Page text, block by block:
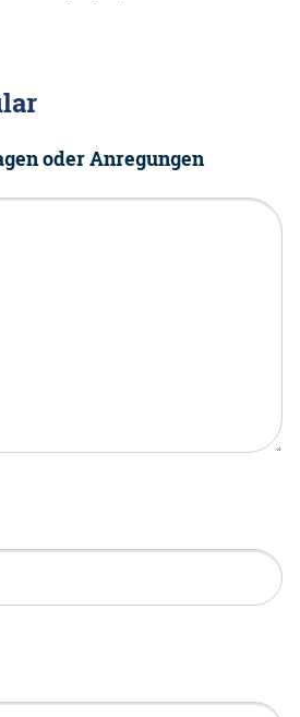
oder Anregungen